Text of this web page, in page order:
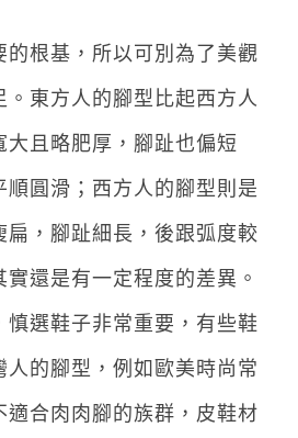
的根基，所以可別為了美觀
。東方人的腳型比起西方人
大且略肥厚，腳趾也偏短
順圓滑；西方人的腳型則是
扁，腳趾細長，後跟弧度較
還是有一定程度的差異。
慎選鞋子非常重要，有些鞋
人的腳型，例如歐美時尚常
適合肉肉腳的族群，皮鞋材